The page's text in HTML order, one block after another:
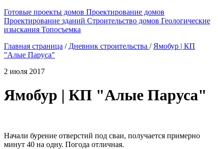
Готовые проекты домов Проектирование домов
Проектирование зданий Строительство домов Геологические
изыскания Топосъемка
Главная страница / Дневник строительства / Ямобур | КП
"Алые Паруса"
2 июля 2017
Ямобур | КП "Алые Паруса"
Начали бурение отверстий под сваи, получается примерно
минут 40 на одну. Погода отличная.